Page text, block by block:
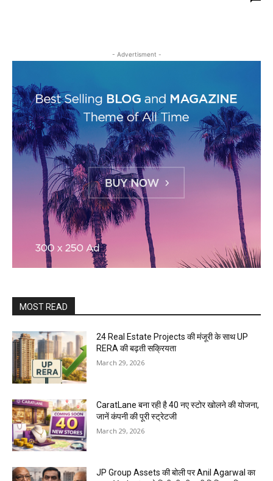
- Advertisment -
MOST READ
24 Real Estate Projects की मंजूरी के साथ UP
RERA की बढ़ती सक्रियता
March 29, 2026
CaratLane बना रही है 40 नए स्टोर खोलने की योजना,
जानें कंपनी की पूरी स्ट्रेटजी
March 29, 2026
JP Group Assets की बोली पर Anil Agarwal का